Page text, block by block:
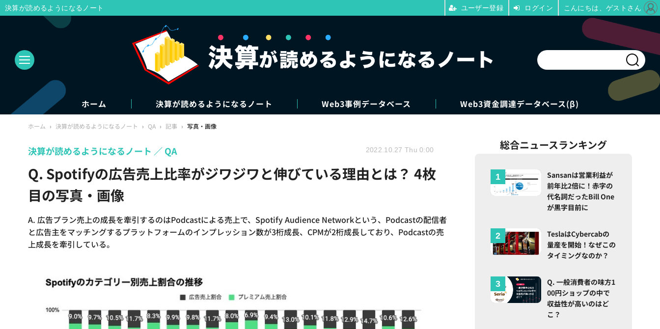
ホーム 決算が読めるようになるノート Web3事例データベース Web3資金調達データベース(β)
ホーム › 決算が読めるようになるノート › QA › 記事 › 写真・画像
Q. Spotifyの広告売上比率がジワジワと伸びている理由とは？ 4枚
目の写真・画像
A. 広告プラン売上の成長を牽引するのはPodcastによる売上で、Spotify Audience Networkという、Podcastの配信者
と広告主をマッチングするプラットフォームのインプレッション数が3桁成長、CPMが2桁成長しており、Podcastの売
上成長を牽引している。
決算が読めるようになるノート QA 2022.10.27 Thu 0:00 総合ニュースランキング
Sansanは営業利益が
前年比2倍に！赤字の
代名詞だったBill One
が黒字目前に
TeslaはCybercabの
量産を開始！なぜこの
タイミングなのか？
Q. 一般消費者の味方1
00円ショップの中で
収益性が高いのはど
こ？
決算が読めるようになるノート ユーザー登録 ログイン こんにちは、ゲストさん